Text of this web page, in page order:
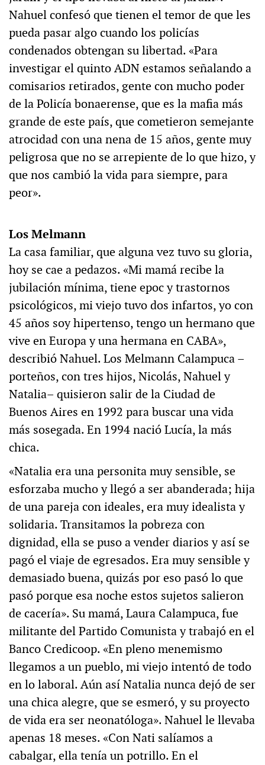
Nahuel confesó que tienen el temor de que les
pueda pasar algo cuando los policías
condenados obtengan su libertad. «Para
investigar el quinto ADN estamos señalando a
comisarios retirados, gente con mucho poder
de la Policía bonaerense, que es la mafia más
grande de este país, que cometieron semejante
atrocidad con una nena de 15 años, gente muy
peligrosa que no se arrepiente de lo que hizo, y
que nos cambió la vida para siempre, para
peor».
Los Melmann
La casa familiar, que alguna vez tuvo su gloria,
hoy se cae a pedazos. «Mi mamá recibe la
jubilación mínima, tiene epoc y trastornos
psicológicos, mi viejo tuvo dos infartos, yo con
45 años soy hipertenso, tengo un hermano que
vive en Europa y una hermana en CABA»,
describió Nahuel. Los Melmann Calampuca –
porteños, con tres hijos, Nicolás, Nahuel y
Natalia– quisieron salir de la Ciudad de
Buenos Aires en 1992 para buscar una vida
más sosegada. En 1994 nació Lucía, la más
chica.
«Natalia era una personita muy sensible, se
esforzaba mucho y llegó a ser abanderada; hija
de una pareja con ideales, era muy idealista y
solidaria. Transitamos la pobreza con
dignidad, ella se puso a vender diarios y así se
pagó el viaje de egresados. Era muy sensible y
demasiado buena, quizás por eso pasó lo que
pasó porque esa noche estos sujetos salieron
de cacería». Su mamá, Laura Calampuca, fue
militante del Partido Comunista y trabajó en el
Banco Credicoop. «En pleno menemismo
llegamos a un pueblo, mi viejo intentó de todo
en lo laboral. Aún así Natalia nunca dejó de ser
una chica alegre, que se esmeró, y su proyecto
de vida era ser neonatóloga». Nahuel le llevaba
apenas 18 meses. «Con Nati salíamos a
cabalgar, ella tenía un potrillo. En el